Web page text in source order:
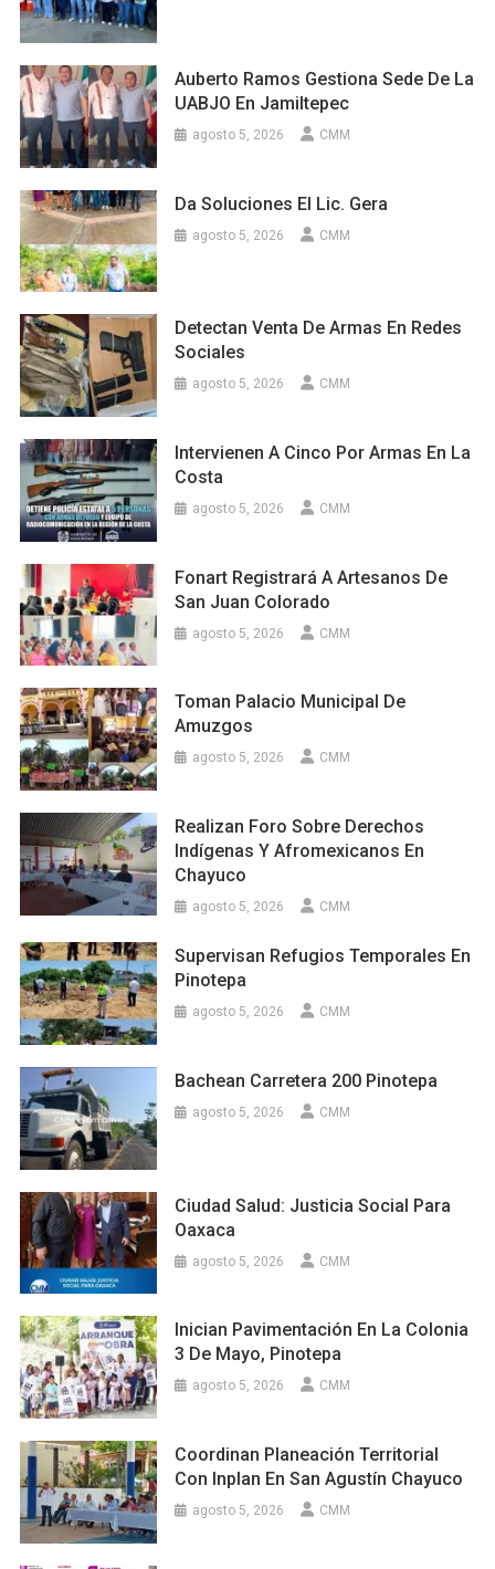
Auberto Ramos Gestiona Sede De La
UABJO En Jamiltepec
agosto 5, 2026 CMM
Da Soluciones El Lic. Gera
agosto 5, 2026 CMM
Detectan Venta De Armas En Redes
Sociales
agosto 5, 2026 CMM
Intervienen A Cinco Por Armas En La
Costa
agosto 5, 2026 CMM
Fonart Registrará A Artesanos De
San Juan Colorado
agosto 5, 2026 CMM
Toman Palacio Municipal De
Amuzgos
agosto 5, 2026 CMM
Realizan Foro Sobre Derechos
Indígenas Y Afromexicanos En
Chayuco
agosto 5, 2026 CMM
Supervisan Refugios Temporales En
Pinotepa
agosto 5, 2026 CMM
Bachean Carretera 200 Pinotepa
agosto 5, 2026 CMM
Ciudad Salud: Justicia Social Para
Oaxaca
agosto 5, 2026 CMM
Inician Pavimentación En La Colonia
3 De Mayo, Pinotepa
agosto 5, 2026 CMM
Coordinan Planeación Territorial
Con Inplan En San Agustín Chayuco
agosto 5, 2026 CMM